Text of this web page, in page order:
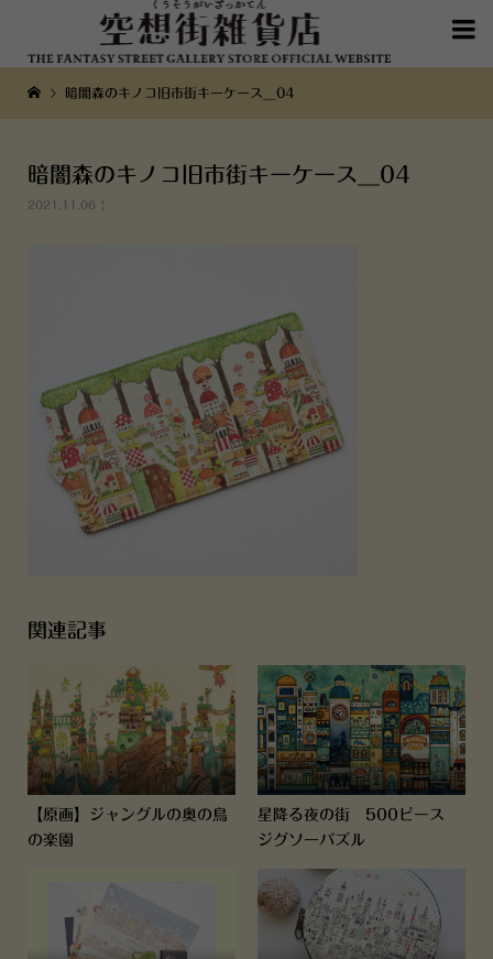

暗闇森のキノコ旧市街キーケース__04
暗闇森のキノコ旧市街キーケース__04
2021.11.06
関連記事
【原画】ジャングルの奥の鳥
の楽園
星降る夜の街 500ピース
ジグソーパズル